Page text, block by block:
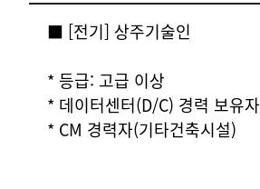
상세요강
■ [전기] 상주기술인
* 등급: 고급 이상
* 데이터센터(D/C) 경력 보유자
* CM 경력자(기타건축시설)